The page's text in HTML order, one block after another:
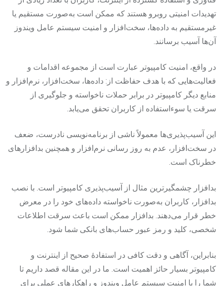
تهدیدات امنیتی روبرو هستند که ممکن است به‌صورت مستقیم یا
غیرمستقیم به داده‌ها، سخت‌افزار و امنیت سیستم عامل ویندوز
آن‌ها آسیب برسانند.
در واقع، امنیت کامپیوتر عبارت است از مجموعه اقدامات و
فعالیت‌هایی که با هدف حفاظت از: داده‌ها، سخت‌افزار، نرم‌افزار و
منابع دیگر کامپیوتر در برابر حملات ناخواسته و جلوگیری از
سرقت یا سوءاستفاده از کاربران تحقق می‌یابد.
این آسیب‌پذیری‌ها معمولاً ناشی از برنامه‌نویسی نادرست، ضعف
در سخت‌افزار، عدم به روز رسانی نرم‌افزار و همچنین بدافزارهای
خطرناک است.
بدافزار چشمگیرترین مثال از آسیب‌پذیری کامپیوتر است. با نصب
بدافزار، کاربران به‌صورت ناخواسته داده‌های خود را در معرض
خطر قرار می‌دهند. بدافزار ممکن است باعث سرقت اطلاعات
شخصی، کلید و رمز عبور حساب‌های بانکی شما شود.
بنابراین، آگاهی و دقت کافی در استفادۀ صحیح از اینترنت و
کامپیوتر بسیار حائز اهمیت است. ما در این مقاله قصد داریم تا
شما را با امنیت سیستم‌ عامل ویندوز و راهکارهای عملی برای